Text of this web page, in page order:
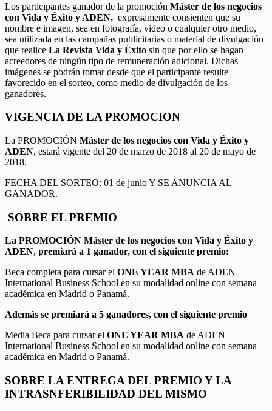
Los participantes ganador de la promoción Máster de los negocios
con Vida y Éxito y ADEN, expresamente consienten que su
nombre e imagen, sea en fotografía, video o cualquier otro medio,
sea utilizada en las campañas publicitarias o material de divulgación
que realice La Revista Vida y Éxito sin que por ello se hagan
acreedores de ningún tipo de remuneración adicional. Dichas
imágenes se podrán tomar desde que el participante resulte
favorecido en el sorteo, como medio de divulgación de los
ganadores.
VIGENCIA DE LA PROMOCION
La PROMOCIÓN Máster de los negocios con Vida y Éxito y
ADEN, estará vigente del 20 de marzo de 2018 al 20 de mayo de
2018.
FECHA DEL SORTEO: 01 de junio Y SE ANUNCIA AL
GANADOR.
SOBRE EL PREMIO
La PROMOCIÓN Máster de los negocios con Vida y Éxito y
ADEN, premiará a 1 ganador, con el siguiente premio:
Beca completa para cursar el ONE YEAR MBA de ADEN
International Business School en su modalidad online con semana
académica en Madrid o Panamá.
Además se premiará a 5 ganadores, con el siguiente premio
Media Beca para cursar el ONE YEAR MBA de ADEN
International Business School en su modalidad online con semana
académica en Madrid o Panamá.
SOBRE LA ENTREGA DEL PREMIO Y LA
INTRASNFERIBILIDAD DEL MISMO